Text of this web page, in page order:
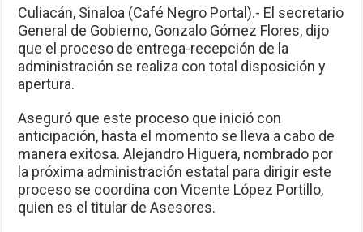
Culiacán, Sinaloa (Café Negro Portal).- El secretario
General de Gobierno, Gonzalo Gómez Flores, dijo
que el proceso de entrega-recepción de la
administración se realiza con total disposición y
apertura.
Aseguró que este proceso que inició con
anticipación, hasta el momento se lleva a cabo de
manera exitosa. Alejandro Higuera, nombrado por
la próxima administración estatal para dirigir este
proceso se coordina con Vicente López Portillo,
quien es el titular de Asesores.